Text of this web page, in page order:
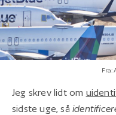
Fra:
Jeg skrev lidt om
sidste uge, så